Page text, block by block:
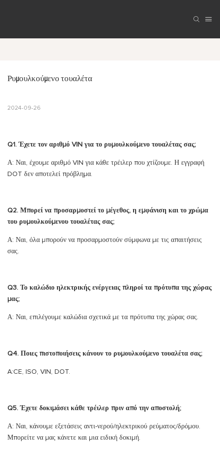
Ρυμουλκούμενο τουαλέτα
2024-09-26
Q1. Έχετε τον αριθμό VIN για το ρυμουλκούμενο τουαλέτας σας;
Α: Ναι, έχουμε αριθμό VIN για κάθε τρέιλερ που χτίζουμε. Η εγγραφή
DOT δεν αποτελεί πρόβλημα.
Q2. Μπορεί να προσαρμοστεί το μέγεθος, η εμφάνιση και το χρώμα
του ρυμουλκούμενου τουαλέτας σας;
Α: Ναι, όλα μπορούν να προσαρμοστούν σύμφωνα με τις απαιτήσεις
σας.
Q3. Το καλώδιο ηλεκτρικής ενέργειας πληροί τα πρότυπα της χώρας
μας;
Α: Ναι, επιλέγουμε καλώδια σχετικά με τα πρότυπα της χώρας σας.
Q4. Ποιες πιστοποιήσεις κάνουν το ρυμουλκούμενο τουαλέτα σας;
A:CE, ISO, VIN, DOT.
Q5. Έχετε δοκιμάσει κάθε τρέιλερ πριν από την αποστολή;
Α: Ναι, κάνουμε εξετάσεις αντι-νερού/ηλεκτρικού ρεύματος/δρόμου.
Μπορείτε να μας κάνετε και μια ειδική δοκιμή.